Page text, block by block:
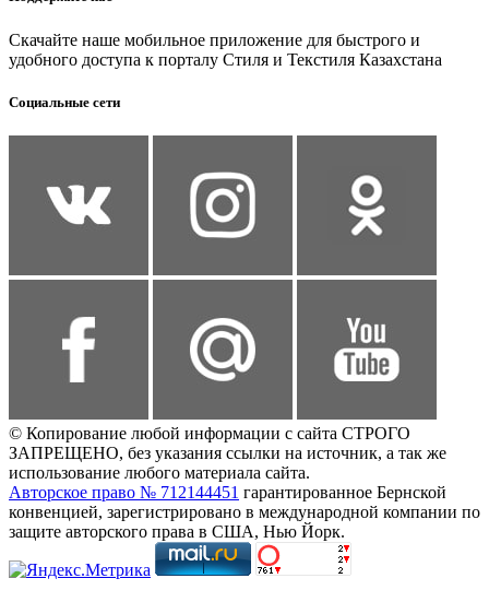
Скачайте наше мобильное приложение для быстрого и
удобного доступа к порталу Стиля и Текстиля Казахстана
Социальные сети
© Копирование любой информации с сайта СТРОГО
ЗАПРЕЩЕНО, без указания ссылки на источник, а так же
использование любого материала сайта.
Авторское право № 712144451 гарантированное Бернской
конвенцией, зарегистрировано в международной компании по
защите авторского права в США, Нью Йорк.